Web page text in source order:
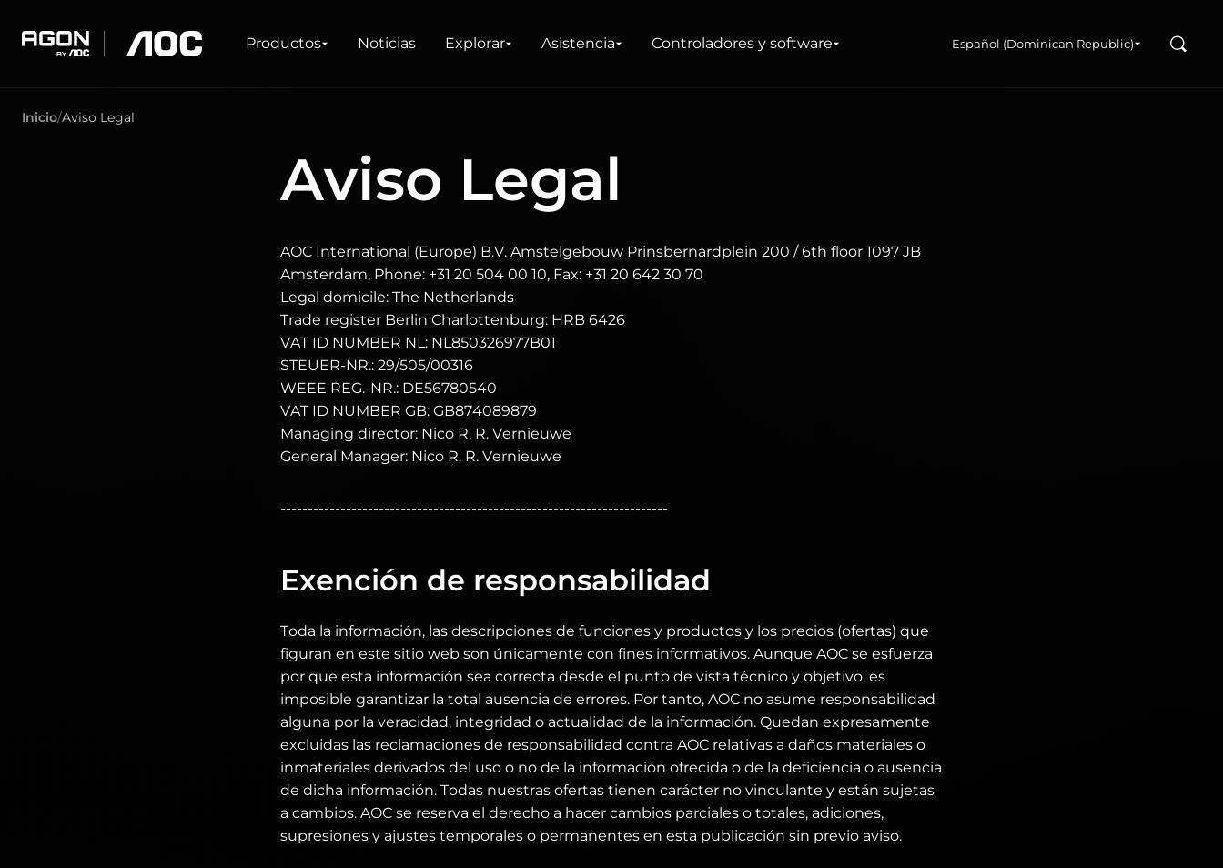
Productos
Productos Noticias Explorar
Explorar Asistencia
Asistencia Controladores y software
Controladores y software Español (Dominican Republic) Buscar
Inicio Aviso Legal
Aviso Legal
AOC International (Europe) B.V. Amstelgebouw Prinsbernardplein 200 / 6th floor 1097 JB
Amsterdam, Phone: +31 20 504 00 10, Fax: +31 20 642 30 70
Legal domicile: The Netherlands
Trade register Berlin Charlottenburg: HRB 6426
VAT ID NUMBER NL: NL850326977B01
STEUER-NR.: 29/505/00316
WEEE REG.-NR.: DE56780540
VAT ID NUMBER GB: GB874089879
Managing director: Nico R. R. Vernieuwe
General Manager: Nico R. R. Vernieuwe
-----------------------------------------------------------------------
Exención de responsabilidad
Toda la información, las descripciones de funciones y productos y los precios (ofertas) que
figuran en este sitio web son únicamente con fines informativos. Aunque AOC se esfuerza
por que esta información sea correcta desde el punto de vista técnico y objetivo, es
imposible garantizar la total ausencia de errores. Por tanto, AOC no asume responsabilidad
alguna por la veracidad, integridad o actualidad de la información. Quedan expresamente
excluidas las reclamaciones de responsabilidad contra AOC relativas a daños materiales o
inmateriales derivados del uso o no de la información ofrecida o de la deficiencia o ausencia
de dicha información. Todas nuestras ofertas tienen carácter no vinculante y están sujetas
a cambios. AOC se reserva el derecho a hacer cambios parciales o totales, adiciones,
supresiones y ajustes temporales o permanentes en esta publicación sin previo aviso.